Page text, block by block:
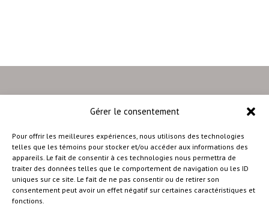
Gérer le consentement
Pour offrir les meilleures expériences, nous utilisons des technologies
telles que les témoins pour stocker et/ou accéder aux informations des
appareils. Le fait de consentir à ces technologies nous permettra de
traiter des données telles que le comportement de navigation ou les ID
uniques sur ce site. Le fait de ne pas consentir ou de retirer son
consentement peut avoir un effet négatif sur certaines caractéristiques et
fonctions.
Amélie Cousineau Photographe